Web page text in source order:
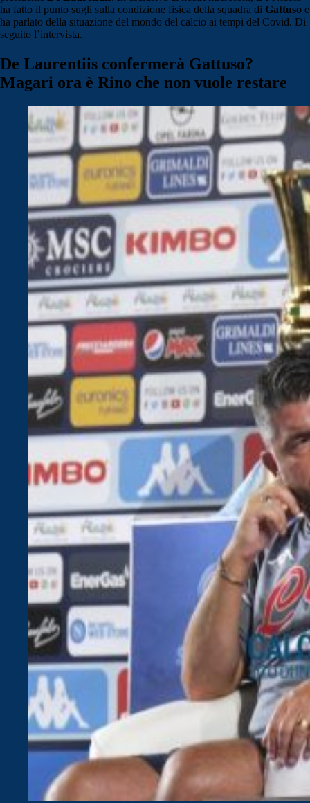
ha fatto il punto sugli sulla condizione fisica della squadra di Gattuso e
ha parlato della situazione del mondo del calcio ai tempi del Covid. Di
seguito l’intervista.
De Laurentiis confermerà Gattuso?
Magari ora è Rino che non vuole restare